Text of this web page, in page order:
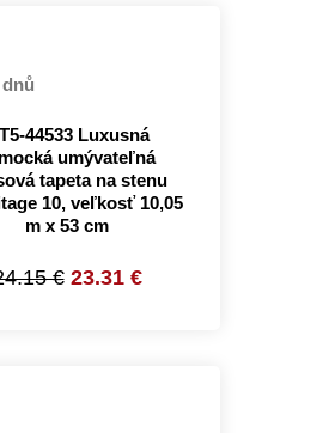
44533 Luxusná
umývateľná
tapeta na stenu
10, veľkosť 10,05
m x 53 cm
€ 23.31 €